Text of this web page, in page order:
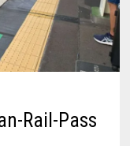
Rail-Pass